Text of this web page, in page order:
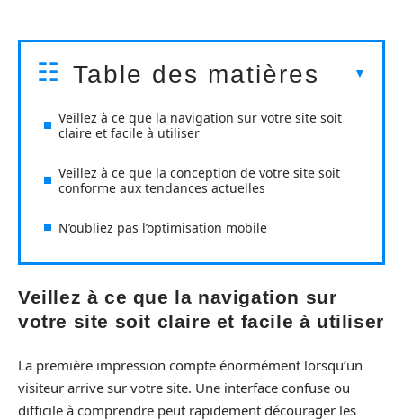
Table des matières
Veillez à ce que la navigation sur votre site soit
claire et facile à utiliser
Veillez à ce que la conception de votre site soit
conforme aux tendances actuelles
N’oubliez pas l’optimisation mobile
Veillez à ce que la navigation sur
votre site soit claire et facile à utiliser
La première impression compte énormément lorsqu’un
visiteur arrive sur votre site. Une interface confuse ou
difficile à comprendre peut rapidement décourager les